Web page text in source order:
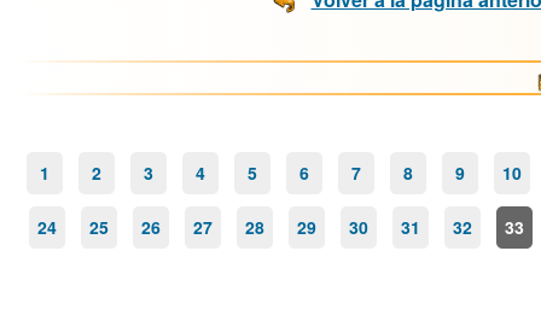
1 2 3 4 5 6 7 8 9 10
24 25 26 27 28 29 30 31 32 33